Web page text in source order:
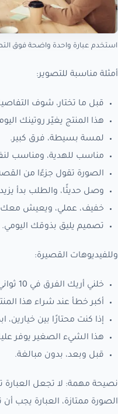
استخدم عبارة واحدة واضحة فوق
أمثلة مناسبة للتصوير:
قبل ما تختار، شوف
هذا المنتج يغيّر روتينك
لمسة بسيطة، فرق كبير.
مناسب للهدية، ومناسب
الصورة تقول جزءًا من
وصل حديثًا، والطلب بدأ
خفيف، عملي، ويعيش
تصميم يليق بذوقك اليومي.
وللفيديوهات القصيرة:
خلني أريك الفرق في 10 ثواني.
أكبر خطأ عند شراء هذا
إذا كنت محتارًا بين خيارين،
هذا الشيء الصغير يوفر
قبل وبعد، بدون مبالغة.
نصيحة مهمة: لا تجعل العبارة
الصورة ممتازة، العبارة يجب أن